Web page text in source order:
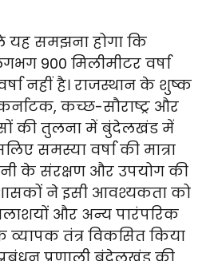
समझना होगा कि
900 मिलीमीटर वर्षा
नहीं है। राजस्थान के शुष्क
कर्नाटक, कच्छ-सौराष्ट्र और
की तुलना में बुंदेलखंड में
समस्या वर्षा की मात्रा
के संरक्षण और उपयोग की
ने इसी आवश्यकता को
और अन्य पारंपरिक
तंत्र विकसित किया